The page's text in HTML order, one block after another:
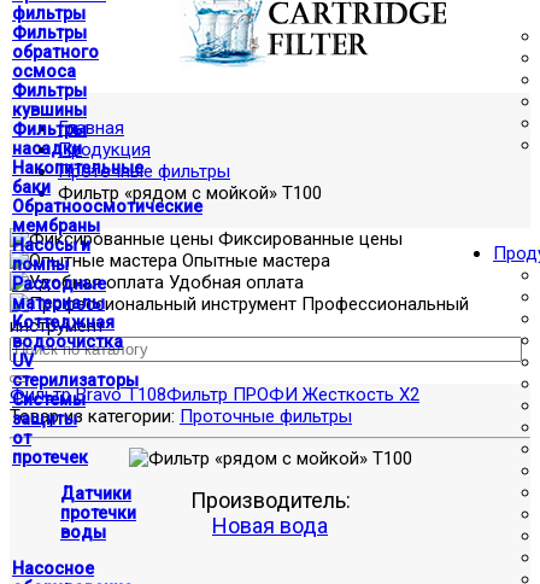
фильтры
Фильтры
обратного
осмоса
Фильтры
кувшины
Фильтры
насадки
Накопительные
баки
Обратноосмотические
мембраны
Насосы и
помпы
Расходные
материалы
Коттеджная
водоочистка
UV
стерилизаторы
Системы
защиты
от
протечек
Датчики
протечки
воды
Насосное
Главная
Продукция
Проточные фильтры
Фильтр «рядом с мойкой» T100
Фиксированные цены
Опытные мастера
Удобная оплата
Профессиональный
инструмент
Фильтр Bravo T108Фильтр ПРОФИ Жесткость X2
Товар из категории: Проточные фильтры
Производитель:
Новая вода